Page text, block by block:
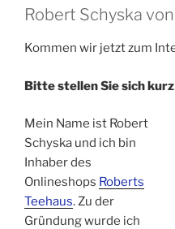
Robert Schyska
Kommen wir jetzt zum
Bitte stellen Sie sich
Mein Name ist Robert
Schyska und ich bin
Inhaber des
Onlineshops Roberts
Teehaus.Zu der
Gründung wurde ich